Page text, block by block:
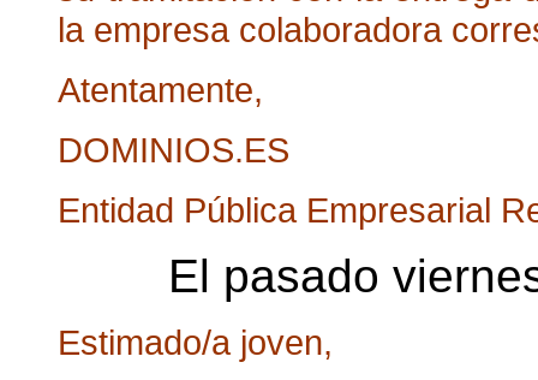
la empresa colaboradora
Atentamente,
DOMINIOS.ES
Entidad Pública Empresarial
El pasado
Estimado/a joven,